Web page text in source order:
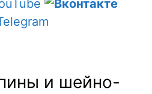
и шейно-